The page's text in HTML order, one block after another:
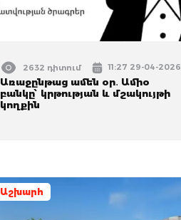
2632 դիտում 11:27 29-04-2026
Առաջընթաց ամեն օր․ Ամիօ
բանկը՝ կրթության և մշակույթի
կողքին
Աշխարհ